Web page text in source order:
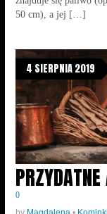
50 cm), a jej […]
4 SIERPNIA 2019
0